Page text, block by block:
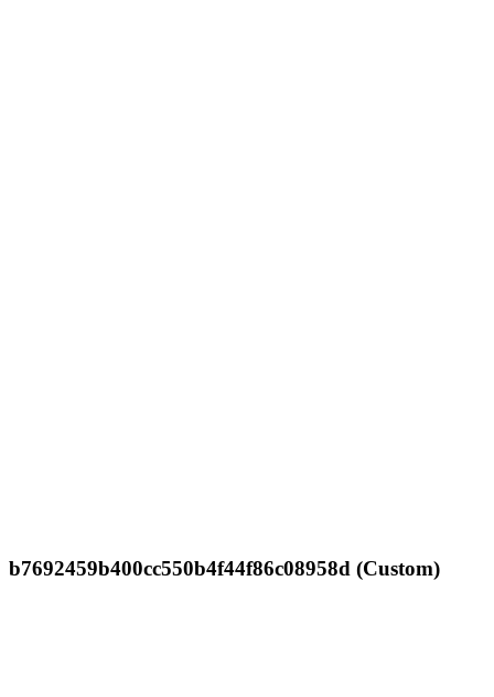
b7692459b400cc550b4f44f86c08958d (Custom)